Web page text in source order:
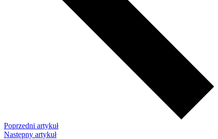
Poprzedni artykuł
Następny artykuł